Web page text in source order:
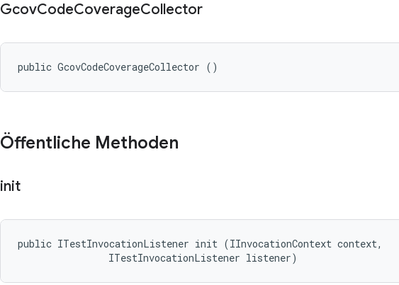
GcovCodeCoverageCollector
public GcovCodeCoverageCollector ()
Öffentliche Methoden
init
public ITestInvocationListener init (IInvocationContext context,
                ITestInvocationListener listener)